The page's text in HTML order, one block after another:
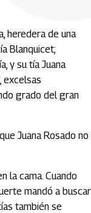
heredera de una
Blanquicet;
y su tía Juana
excelsas
grado del gran
Juana Rosado no
la cama. Cuando
mandó a buscar
también se